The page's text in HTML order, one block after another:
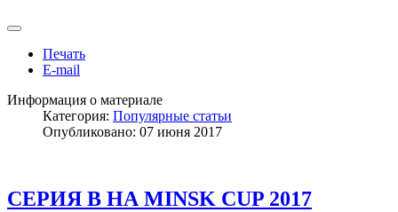
Печать
E-mail
Информация о материале
Категория: Популярные статьи
Опубликовано: 07 июня 2017
СЕРИЯ В НА MINSK CUP 2017